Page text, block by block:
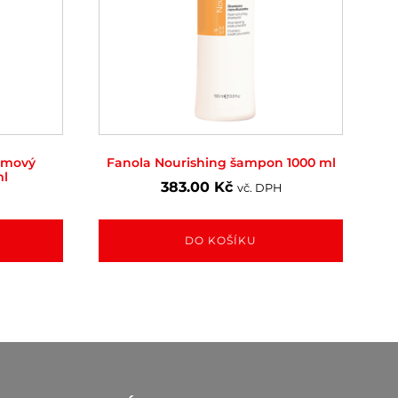
Fanola Nourishing šampon 1000 ml
383.00 Kč vč. DPH
DO KOŠÍKU